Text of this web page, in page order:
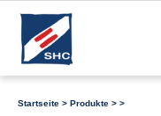
Startseite > Produkte > >